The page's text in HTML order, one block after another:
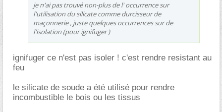
je n'ai pas trouvé non-plus de l' occurrence sur
l'utilisation du silicate comme durcisseur de
maçonnerie , juste quelques occurrences sur de
l'isolation (pour ignifuger )
ignifuger ce n'est pas isoler ! c'est rendre resistant au
feu
le silicate de soude a été utilisé pour rendre
incombustible le bois ou les tissus